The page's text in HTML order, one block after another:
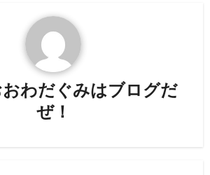
おわだぐみはブログだ
ぜ！